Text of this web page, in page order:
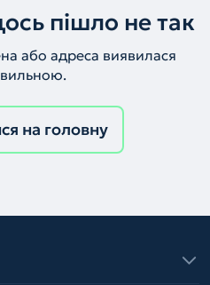
пішло не так
або адреса виявилася
на головну